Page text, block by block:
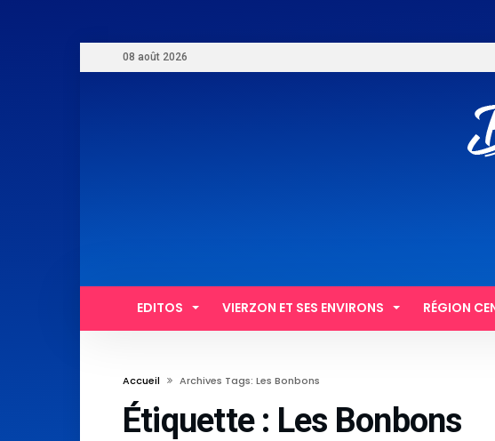
08 août 2026
EDITOS VIERZON ET SES ENVIRONS RÉGION
Accueil Archives Tags: Les Bonbons
Étiquette : Les Bonbons